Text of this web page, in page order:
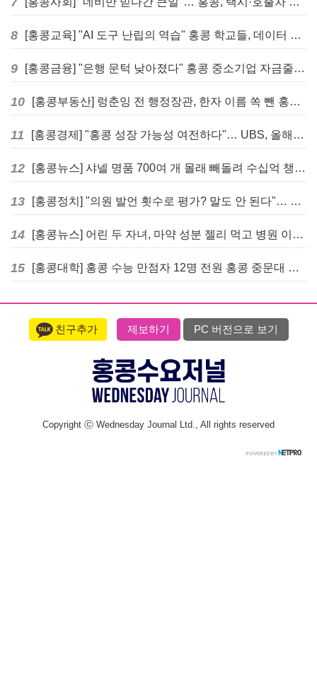
8 [홍콩교육] "AI 도구 난립의 역습" 홍콩 학교들, 데이터 고립에 교육 효과 평가 비상
9 [홍콩금융] "은행 문턱 낮아졌다" 홍콩 중소기업 자금줄 숨통 트이나… HKMA "2분기 신용 조건 안정적"
10 [홍콩부동산] 렁춘잉 전 행정장관, 한자 이름 쏙 뺀 홍콩 고급 아파트 단지들에 쓴소리
11 [홍콩경제] "홍콩 성장 가능성 여전하다"… UBS, 올해 홍콩 GDP 성장률 전망치 4.5%로 대폭 상향
12 [홍콩뉴스] 샤넬 명품 700여 개 몰래 빼돌려 수십억 챙긴 직원 4년~7년형 선고
13 [홍콩정치] "의원 발언 횟수로 평가? 말도 안 된다"… 홍콩 입법회 의장의 일침
14 [홍콩뉴스] 어린 두 자녀, 마약 성분 젤리 먹고 병원 이송… 어머니와 친척 체포
15 [홍콩대학] 홍콩 수능 만점자 12명 전원 홍콩 중문대 의대 진학
친구추가 제보하기 PC 버전으로 보기
Copyright ⓒ Wednesday Journal Ltd., All rights reserved